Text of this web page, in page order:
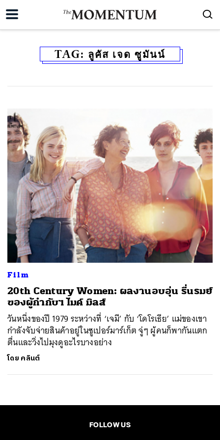
TAG: ลูคัส เจด ซูมันน์
Film
20th Century Women: ผลงานอบอุ่น รื่นรมย์
ของผู้กำกับฯ ไมค์ มิลส์
วันหนึ่งของปี 1979 ระหว่างที่ ‘เจมี’ กับ ‘โดโรเธีย’ แม่ของเขา
กำลังจับจ่ายสินค้าอยู่ในซูเปอร์มาร์เก็ต จู่ๆ ผู้คนก็พากันแตก
ตื่นและวิ่งไปมุงดูอะไรบางอย่าง
โดย คลินต์
FOLLOW US
ค้นหา
SHARE TWEET LINE EMAIL